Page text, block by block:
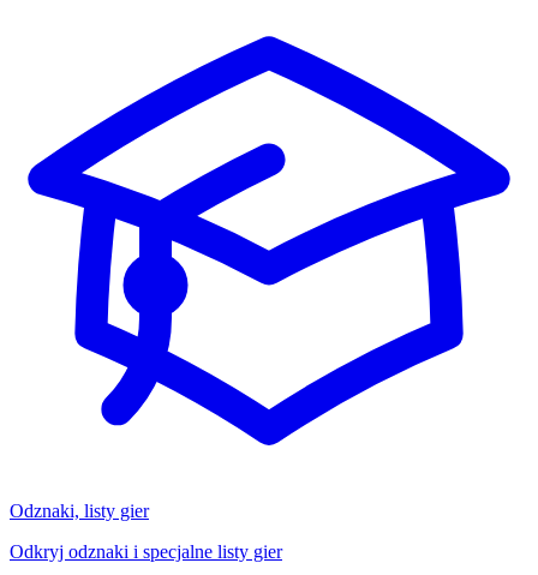
Odznaki, listy gier
Odkryj odznaki i specjalne listy gier